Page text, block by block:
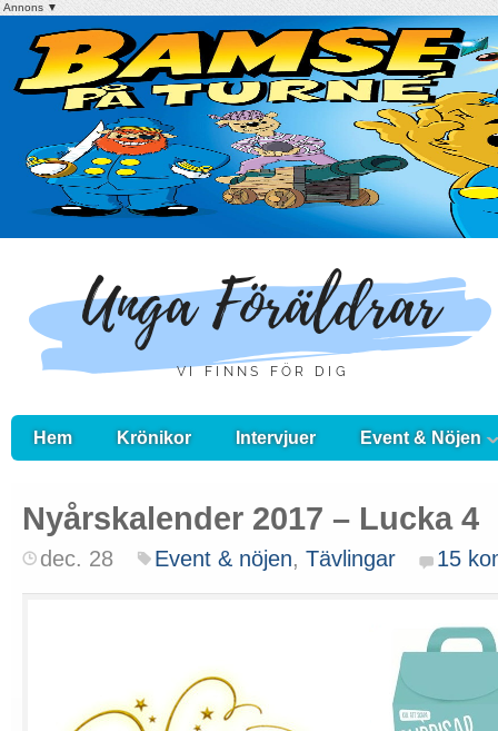
Annons ▼
Hem Krönikor Intervjuer Event & Nöjen
Nyårskalender 2017 – Lucka 4
dec. 28 Event & nöjen, Tävlingar 15